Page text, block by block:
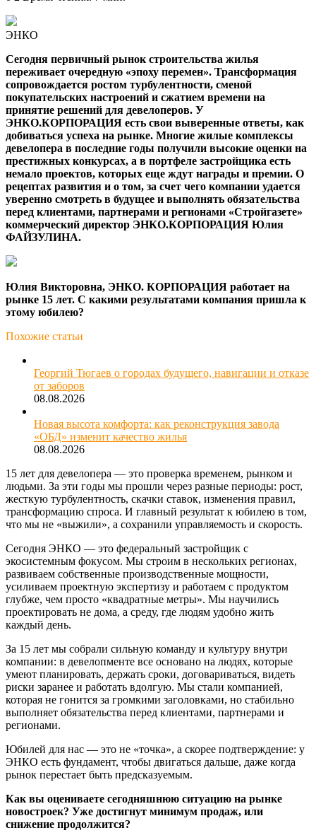
ЭНКО
Сегодня первичный рынок строительства жилья
переживает очередную «эпоху перемен». Трансформация
сопровождается ростом турбулентности, сменой
покупательских настроений и сжатием времени на
принятие решений для девелоперов. У
ЭНКО.КОРПОРАЦИЯ есть свои выверенные ответы, как
добиваться успеха на рынке. Многие жилые комплексы
девелопера в последние годы получили высокие оценки на
престижных конкурсах, а в портфеле застройщика есть
немало проектов, которых еще ждут награды и премии. О
рецептах развития и о том, за счет чего компании удается
уверенно смотреть в будущее и выполнять обязательства
перед клиентами, партнерами и регионами «Стройгазете»
коммерческий директор ЭНКО.КОРПОРАЦИЯ Юлия
ФАЙЗУЛИНА.
Юлия Викторовна, ЭНКО. КОРПОРАЦИЯ работает на
рынке 15 лет. С какими результатами компания пришла к
этому юбилею?
Похожие статьи
Георгий Тюгаев о городах будущего, навигации и отказе
от заборов
08.08.2026
Новая высота комфорта: как реконструкция завода
«ОБД» изменит качество жилья
08.08.2026
15 лет для девелопера — это проверка временем, рынком и
людьми. За эти годы мы прошли через разные периоды: рост,
жесткую турбулентность, скачки ставок, изменения правил,
трансформацию спроса. И главный результат к юбилею в том,
что мы не «выжили», а сохранили управляемость и скорость.
Сегодня ЭНКО — это федеральный застройщик с
экосистемным фокусом. Мы строим в нескольких регионах,
развиваем собственные производственные мощности,
усиливаем проектную экспертизу и работаем с продуктом
глубже, чем просто «квадратные метры». Мы научились
проектировать не дома, а среду, где людям удобно жить
каждый день.
За 15 лет мы собрали сильную команду и культуру внутри
компании: в девелопменте все основано на людях, которые
умеют планировать, держать сроки, договариваться, видеть
риски заранее и работать вдолгую. Мы стали компанией,
которая не гонится за громкими заголовками, но стабильно
выполняет обязательства перед клиентами, партнерами и
регионами.
Юбилей для нас — это не «точка», а скорее подтверждение: у
ЭНКО есть фундамент, чтобы двигаться дальше, даже когда
рынок перестает быть предсказуемым.
Как вы оцениваете сегодняшнюю ситуацию на рынке
новостроек? Уже достигнут минимум продаж, или
снижение продолжится?